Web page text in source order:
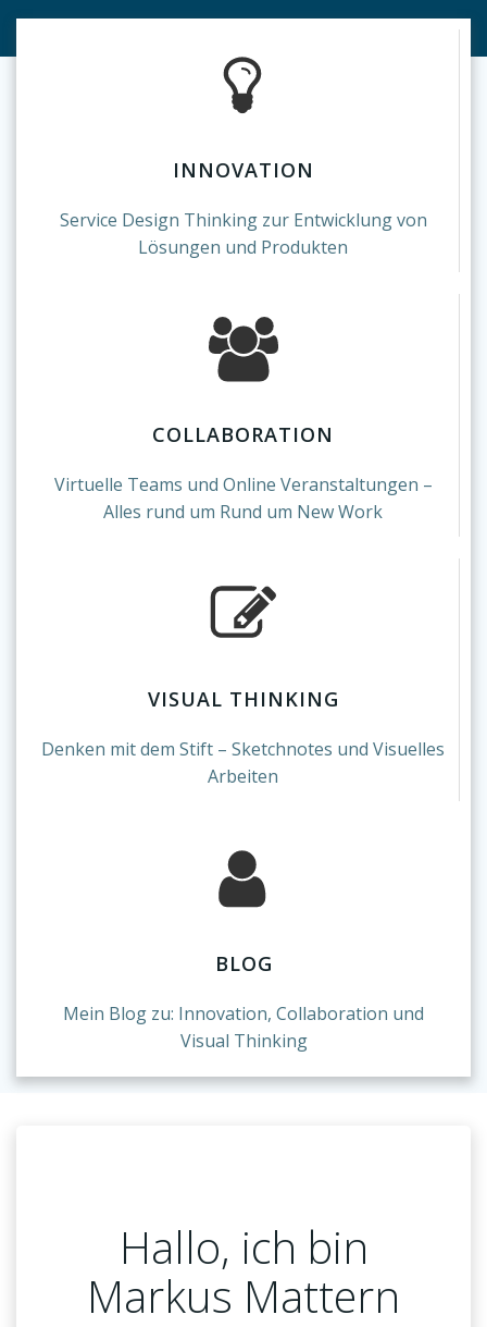
INNOVATION
Service Design Thinking zur Entwicklung von
Lösungen und Produkten
COLLABORATION
Virtuelle Teams und Online Veranstaltungen –
Alles rund um Rund um New Work
VISUAL THINKING
Denken mit dem Stift – Sketchnotes und Visuelles
Arbeiten
BLOG
Mein Blog zu: Innovation, Collaboration und
Visual Thinking
Hallo, ich bin
Markus Mattern